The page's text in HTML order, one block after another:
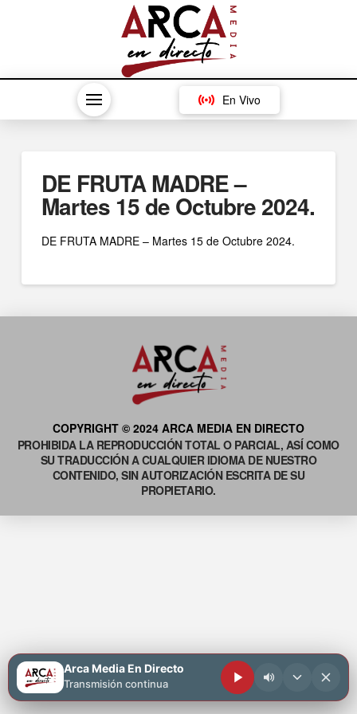
En Vivo
DE FRUTA MADRE –
Martes 15 de Octubre 2024.
DE FRUTA MADRE – Martes 15 de Octubre 2024.
COPYRIGHT © 2024 ARCA MEDIA EN DIRECTO
PROHIBIDA LA REPRODUCCIÓN TOTAL O PARCIAL, ASÍ COMO
SU TRADUCCIÓN A CUALQUIER IDIOMA DE NUESTRO
CONTENIDO, SIN AUTORIZACIÓN ESCRITA DE SU
PROPIETARIO.
Arca Media En Directo
Transmisión continua